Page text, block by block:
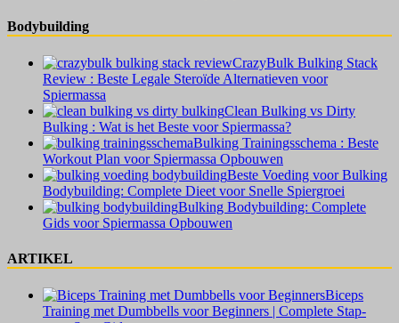
Bodybuilding
CrazyBulk Bulking Stack
Review : Beste Legale Steroïde Alternatieven voor
Spiermassa
Clean Bulking vs Dirty
Bulking : Wat is het Beste voor Spiermassa?
Bulking Trainingsschema : Beste
Workout Plan voor Spiermassa Opbouwen
Beste Voeding voor Bulking
Bodybuilding: Complete Dieet voor Snelle Spiergroei
Bulking Bodybuilding: Complete
Gids voor Spiermassa Opbouwen
ARTIKEL
Biceps
Training met Dumbbells voor Beginners | Complete Stap-